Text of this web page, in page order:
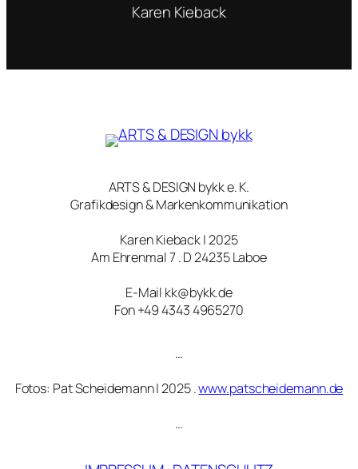
Karen Kieback
ARTS & DESIGN bykk e. K.
Grafikdesign & Markenkommunikation
Karen Kieback | 2025
Am Ehrenmal 7 . D 24235 Laboe
E-Mail kk@bykk.de
Fon +49 4343 4965270
…
Fotos: Pat Scheidemann | 2025 .www.patscheidemann.de
…